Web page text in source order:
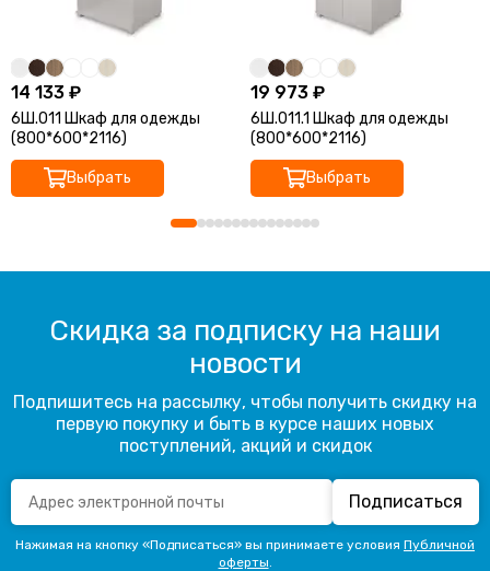
14 133 ₽
6Ш.011 Шкаф для одежды
(800*600*2116)
Выбрать
19 973 ₽
6Ш.011.1 Шкаф для одежды
(800*600*2116)
Выбрать
Скидка за подписку на наши
новости
Подпишитесь на рассылку, чтобы получить скидку на
первую покупку и быть в курсе наших новых
поступлений, акций и скидок
Подписаться
Нажимая на кнопку «Подписаться» вы принимаете условия Публичной
оферты.